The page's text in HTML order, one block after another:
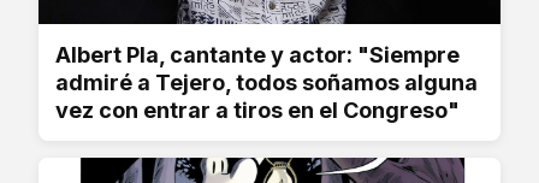
Albert Pla, cantante y actor: "Siempre
admiré a Tejero, todos soñamos alguna
vez con entrar a tiros en el Congreso"